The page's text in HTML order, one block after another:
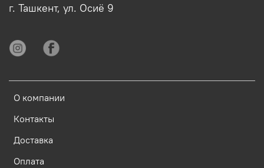
О компании
Контакты
Доставка
Оплата
г. Ташкент, ул. Осиё 9